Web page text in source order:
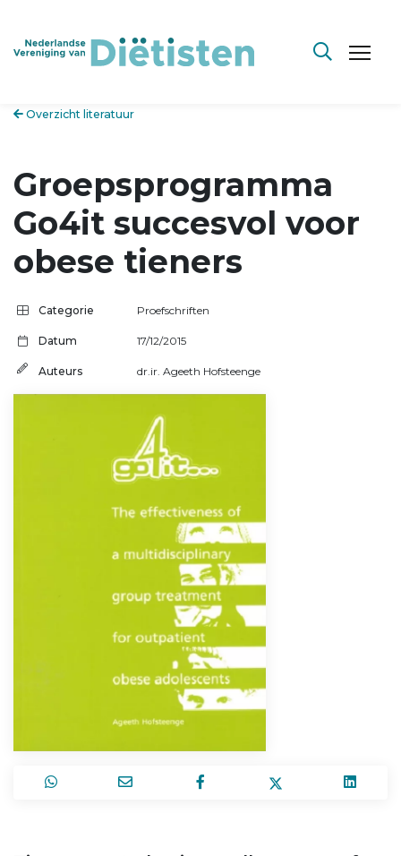
Overzicht literatuur
Groepsprogramma
Go4it succesvol voor
obese tieners
Categorie Proefschriften
Datum 17/12/2015
Auteurs dr.ir. Ageeth Hofsteenge